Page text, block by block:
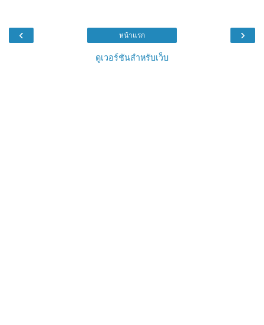
‹ ›
หน้าแรก
ดูเวอร์ชันสำหรับเว็บ